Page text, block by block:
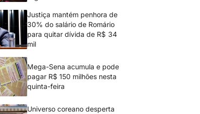
Justiça mantém penhora de
30% do salário de Romário
para quitar dívida de R$ 34
mil
Mega-Sena acumula e pode
pagar R$ 150 milhões nesta
quinta-feira
Universo coreano desperta